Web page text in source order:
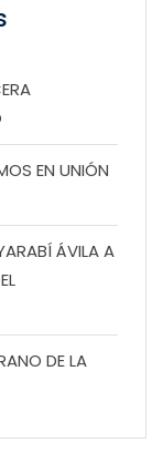
EN UNIÓN
ÁVILA A
DE LA